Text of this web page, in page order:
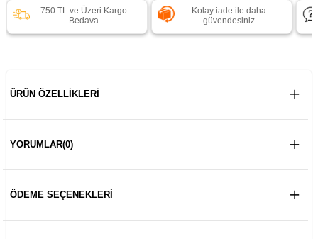
750 TL ve Üzeri Kargo
Bedava
Kolay iade ile daha
güvendesiniz
ÜRÜN ÖZELLIKLERI
YORUMLAR(0)
ÖDEME SEÇENEKLERI